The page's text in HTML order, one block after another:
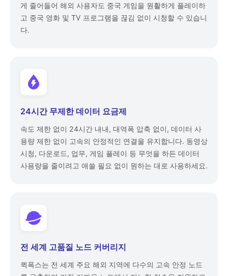
게 줄어들어 해외 사용자도 중국 게임을 원활하게 플레이하
고 중국 영화 및 TV 프로그램을 끊김 없이 시청할 수 있습니
다.
24시간 무제한 데이터 요금제
속도 제한 없이 24시간 내내, 대역폭 압축 없이, 데이터 사
용량 제한 없이 고속의 안정적인 연결을 유지합니다. 동영상
시청, 다운로드, 업무, 게임 플레이 등 무엇을 하든 데이터
사용량을 줄이려고 애쓸 필요 없이 원하는 대로 사용하세요.
전 세계 고품질 노드 커버리지
퀵폭스는 전 세계 주요 해외 지역에 다수의 고속 안정 노드